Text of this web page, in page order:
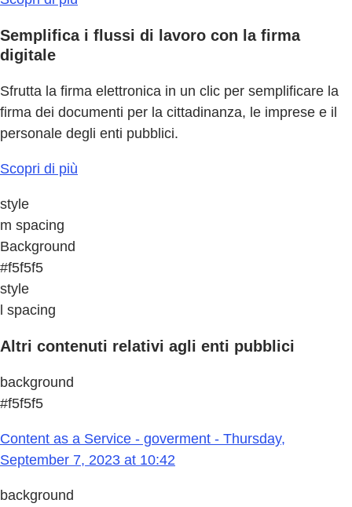
Semplifica i flussi di lavoro con la firma
digitale
Sfrutta la firma elettronica in un clic per semplificare la
firma dei documenti per la cittadinanza, le imprese e il
personale degli enti pubblici.
Scopri di più
style
m spacing
Background
#f5f5f5
style
l spacing
Altri contenuti relativi agli enti pubblici
background
#f5f5f5
Content as a Service - goverment - Thursday,
September 7, 2023 at 10:42
background